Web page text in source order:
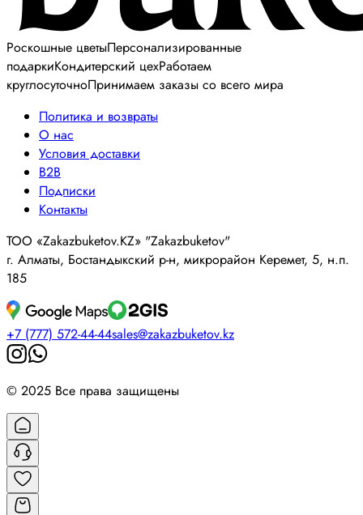
Роскошные цветыПерсонализированные
подаркиКондитерский цехРаботаем
круглосуточноПринимаем заказы со всего мира
Политика и возвраты
О нас
Условия доставки
B2B
Подписки
Контакты
ТОО «Zakazbuketov.KZ» "Zakazbuketov"
г. Алматы, Бостандыкский р-н, микрорайон Керемет, 5, н.п.
185
+7 (777) 572-44-44sales@zakazbuketov.kz
© 2025 Все права защищены